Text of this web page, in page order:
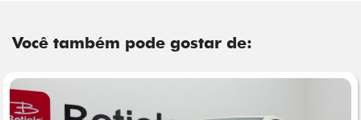
Você também pode gostar de: